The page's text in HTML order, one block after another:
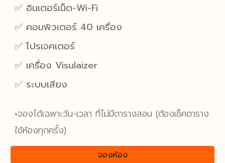
✅ อินเตอร์เน็ต-Wi-Fi
✅ คอมพิวเตอร์ 40 เครื่อง
✅ โปรเจคเตอร์
✅ เครื่อง Visulaizer
✅ ระบบเสียง
▫️จองได้เฉพาะวัน-เวลา ที่ไม่มีตารางสอน (ต้องเช็คตาราง
ใช้ห้องทุกครั้ง)
จองห้อง